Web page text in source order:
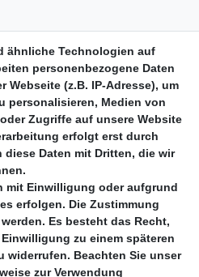
ähnliche Technologien auf
personenbezogene Daten
Webseite (z.B. IP-Adresse), um
personalisieren, Medien von
Zugriffe auf unsere Website
erfolgt erst durch
diese Daten mit Dritten, die wir
mit Einwilligung oder aufgrund
erfolgen. Die Zustimmung
Es besteht das Recht,
zu einem späteren
widerrufen. Beachten Sie unser
zur Verwendung